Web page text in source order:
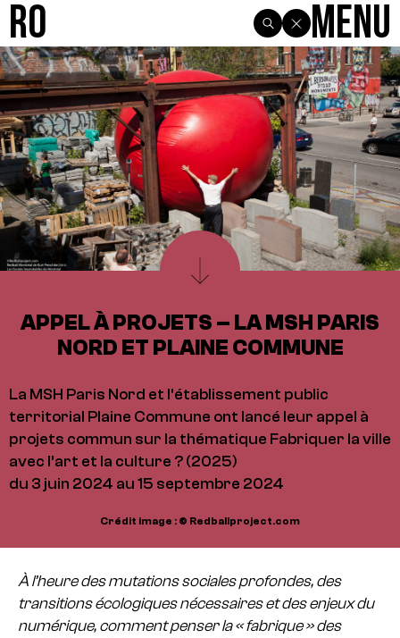
R0 Menu
APPEL À PROJETS – LA MSH PARIS
NORD ET PLAINE COMMUNE
La MSH Paris Nord et l'établissement public
territorial Plaine Commune ont lancé leur appel à
projets commun sur la thématique Fabriquer la ville
avec l’art et la culture ? (2025)
du 3 juin 2024 au 15 septembre 2024
Crédit image : © Redballproject.com
À l’heure des mutations sociales profondes, des
transitions écologiques nécessaires et des enjeux du
numérique, comment penser la « fabrique » des